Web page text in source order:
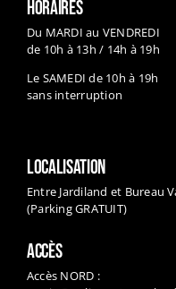
de 10h à 13h / 14h à 19h
Le SAMEDI de 10h à 19h
sans interruption
(Parking GRATUIT)
ACCÈS
sortie Bowling > A gauche
sortie feu tricolore avant